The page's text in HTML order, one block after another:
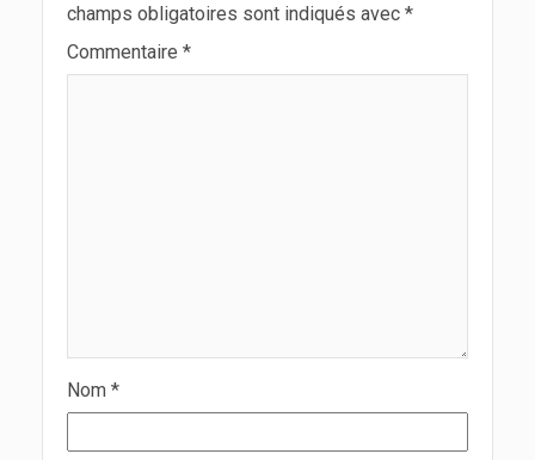
champs obligatoires sont indiqués avec *
Commentaire *
Nom *